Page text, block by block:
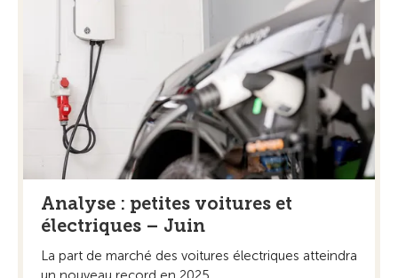
Analyse : petites voitures et
électriques – Juin
La part de marché des voitures électriques atteindra